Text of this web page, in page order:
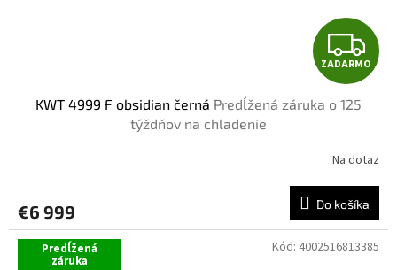
Z
A
A
R
M
ZADARMO
KWT 4999 F obsidian černá Predĺžená záruka o 125
týždňov na chladenie
Na dotaz
€6 999 Do košíka
Predĺžená
záruka
Kód: 4002516813385